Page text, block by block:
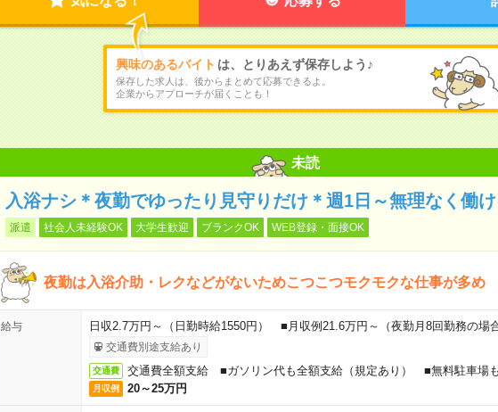
興味のあるバイト は、とりあえず保存しよう♪
保存した求人は、後からまとめて応募できるよ。
企業からアプローチが届くことも！
未読
入浴ナシ＊夜勤でゆったり見守りだけ＊週1日～無理なく働
派遣 社会人未経験OK 大学生歓迎 ブランクOK WEB登録・面接OK
夜勤は入浴介助・レクなどがないためこつこつモクモクな仕事が多め
給与 日収2.7万円～（日勤時給1550円） ■月収例21.6万円～（夜勤月8回勤務の場合
交通費別途支給あり
交通費 交通費全額支給 ■ガソリン代も全額支給（規定あり） ■無料駐車場
月収例 20～25万円